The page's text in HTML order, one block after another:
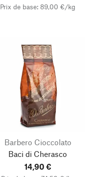
Prix de base: 89,00 €/kg
Barbero Cioccolato
Baci di Cherasco
14,90 €